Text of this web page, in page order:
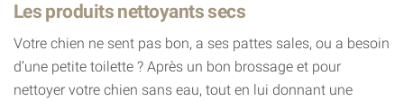
Les produits nettoyants secs
Votre chien ne sent pas bon, a ses pattes sales, ou a besoin
d’une petite toilette ? Après un bon brossage et pour
nettoyer votre chien sans eau, tout en lui donnant une